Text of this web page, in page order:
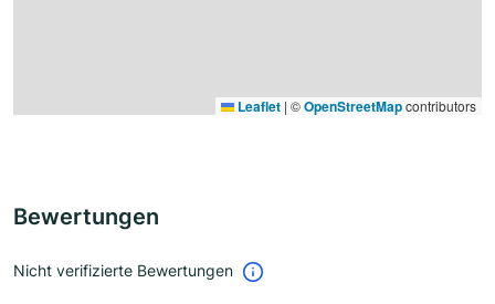
Leaflet | ©OpenStreetMapcontributors
Bewertungen
Nicht verifizierte Bewertungen